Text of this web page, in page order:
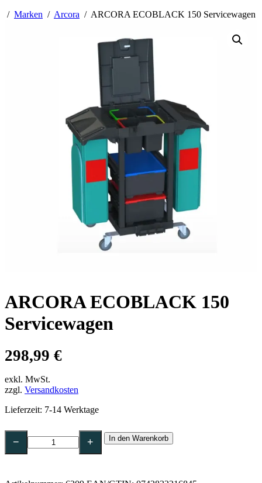
/ Marken / Arcora / ARCORA ECOBLACK 150 Servicewagen
ARCORA ECOBLACK 150
Servicewagen
298,99 €
exkl. MwSt.
zzgl. Versandkosten
Lieferzeit: 7-14 Werktage
ARCORA
ECOBLACK
− + In den Warenkorb